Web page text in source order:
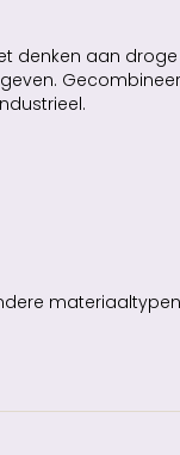
aan
materiaaltypen